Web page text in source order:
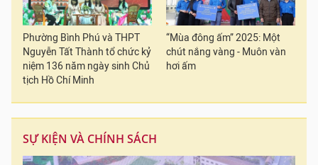
Phường Bình Phú và THPT
Nguyễn Tất Thành tổ chức kỷ
niệm 136 năm ngày sinh Chủ
tịch Hồ Chí Minh
“Mùa đông ấm” 2025: Một
chút nắng vàng - Muôn vàn
hơi ấm
SỰ KIỆN VÀ CHÍNH SÁCH